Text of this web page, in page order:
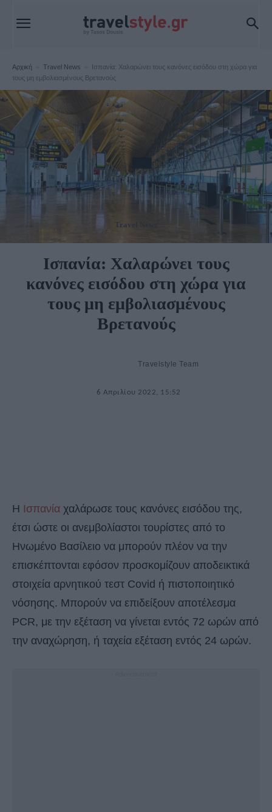
Αρχική Travel News
Ισπανία: Χαλαρώνει τους κανόνες εισόδου στη χώρα για
τους μη εμβολιασμένους Βρετανούς
Travel News
Ισπανία: Χαλαρώνει τους
κανόνες εισόδου στη χώρα για
τους μη εμβολιασμένους
Βρετανούς
Travelstyle Team
6 Απριλίου 2022, 15:52
Η Ισπανία χαλάρωσε τους κανόνες εισόδου της,
έτσι ώστε οι ανεμβολίαστοι τουρίστες από το
Ηνωμένο Βασίλειο να μπορούν πλέον να την
επισκέπτονται εφόσον προσκομίζουν αποδεικτικά
στοιχεία αρνητικού τεστ Covid ή πιστοποιητικό
νόσησης. Μπορούν να επιδείξουν αποτέλεσμα
PCR, με την εξέταση να γίνεται εντός 72 ωρών από
την αναχώρηση, ή ταχεία εξέταση εντός 24 ωρών.